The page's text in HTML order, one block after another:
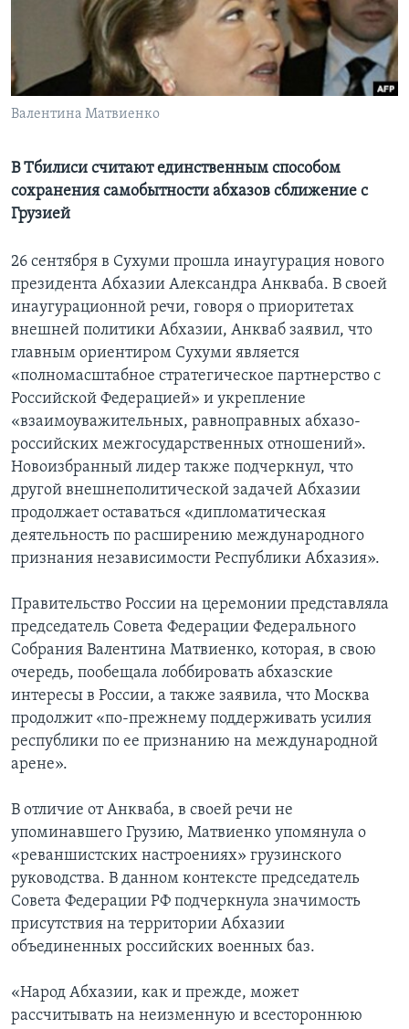
Learning English
СОЦИАЛЬНЫЕ СЕТИ
Языки
Валентина Матвиенко
В Тбилиси считают единственным способом
сохранения самобытности абхазов сближение с
Грузией
26 сентября в Сухуми прошла инаугурация нового
президента Абхазии Александра Анкваба. В своей
инаугурационной речи, говоря о приоритетах
внешней политики Абхазии, Анкваб заявил, что
главным ориентиром Сухуми является
«полномасштабное стратегическое партнерство с
Российской Федерацией» и укрепление
«взаимоуважительных, равноправных абхазо-
российских межгосударственных отношений».
Новоизбранный лидер также подчеркнул, что
другой внешнеполитической задачей Абхазии
продолжает оставаться «дипломатическая
деятельность по расширению международного
признания независимости Республики Абхазия».
Правительство России на церемонии представляла
председатель Совета Федерации Федерального
Собрания Валентина Матвиенко, которая, в свою
очередь, пообещала лоббировать абхазские
интересы в России, а также заявила, что Москва
продолжит «по-прежнему поддерживать усилия
республики по ее признанию на международной
арене».
В отличие от Анкваба, в своей речи не
упоминавшего Грузию, Матвиенко упомянула о
«реваншистских настроениях» грузинского
руководства. В данном контексте председатель
Совета Федерации РФ подчеркнула значимость
присутствия на территории Абхазии
объединенных российских военных баз.
«Народ Абхазии, как и прежде, может
рассчитывать на неизменную и всестороннюю